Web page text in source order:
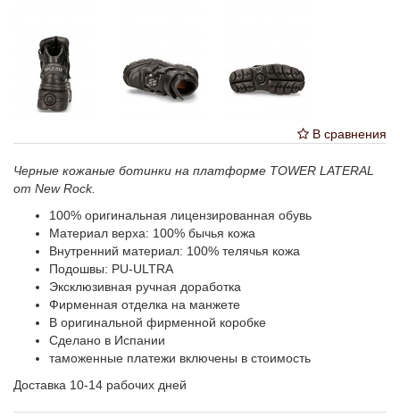
В сравнения
Черные кожаные ботинки на платформе TOWER LATERAL
от New Rock.
100% оригинальная лицензированная обувь
Материал верха: 100% бычья кожа
Внутренний материал: 100% телячья кожа
Подошвы: PU-ULTRA
Эксклюзивная ручная доработка
Фирменная отделка на манжете
В оригинальной фирменной коробке
Сделано в Испании
таможенные платежи включены в стоимость
Доставка 10-14 рабочих дней